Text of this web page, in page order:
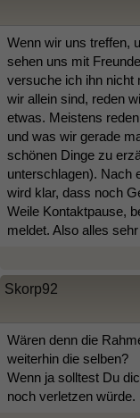
Wenn wir uns treffen,
sehen uns mit
versuche ich ihn nicht
wir allein sind, reden
etwas. Meistens
und was wir gerade
schönen Dinge zu
unterschlagen). Nach
wird klar, dass noch
Weile Kontaktpause,
meldet. Also alles
Skorp92
Wären denn die
weiterhin die selben?
Wenn ja solltest Du
noch verletzen würde.